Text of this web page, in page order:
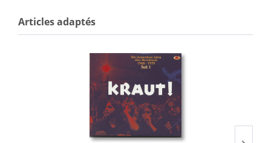
Articles adaptés